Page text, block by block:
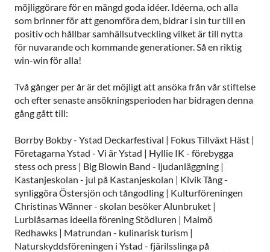
möjliggörare för en mängd goda idéer. Idéerna, och alla
som brinner för att genomföra dem, bidrar i sin tur till en
positiv och hållbar samhällsutveckling vilket är till nytta
för nuvarande och kommande generationer. Så en riktig
win-win för alla!
Två gånger per år är det möjligt att ansöka från vår stiftelse
och efter senaste ansökningsperioden har bidragen denna
gång gått till:
Borrby Bokby - Ystad Deckarfestival | Fokus Tillväxt Häst |
Företagarna Ystad - Vi är Ystad | Hyllie IK - förebygga
stess och press | Big Blowin Band - ljudanläggning |
Kastanjeskolan - jul på Kastanjeskolan | Kivik Tång -
synliggöra Östersjön och tångodling | Kulturföreningen
Christinas Wänner - skolan besöker Alunbruket |
Lurblåsarnas ideella förening Stödluren | Malmö
Redhawks | Matrundan - kulinarisk turism |
Naturskyddsföreningen i Ystad - fjärilsslinga på